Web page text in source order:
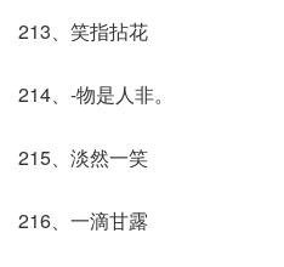
213、笑指拈花
214、-物是人非。
215、淡然一笑
216、一滴甘露